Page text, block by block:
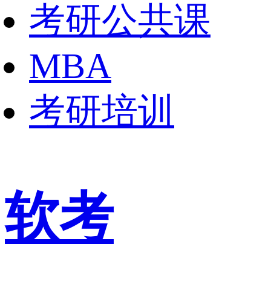
考研公共课
MBA
考研培训
软考